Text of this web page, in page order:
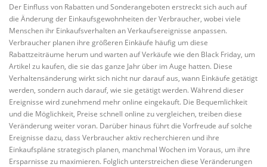
Der Einfluss von Rabatten und Sonderangeboten erstreckt sich auch auf
die Änderung der Einkaufsgewohnheiten der Verbraucher, wobei viele
Menschen ihr Einkaufsverhalten an Verkaufsereignisse anpassen.
Verbraucher planen ihre größeren Einkäufe häufig um diese
Rabattzeiträume herum und warten auf Verkäufe wie den Black Friday, um
Artikel zu kaufen, die sie das ganze Jahr über im Auge hatten. Diese
Verhaltensänderung wirkt sich nicht nur darauf aus, wann Einkäufe getätigt
werden, sondern auch darauf, wie sie getätigt werden. Während dieser
Ereignisse wird zunehmend mehr online eingekauft. Die Bequemlichkeit
und die Möglichkeit, Preise schnell online zu vergleichen, treiben diese
Veränderung weiter voran. Darüber hinaus führt die Vorfreude auf solche
Ereignisse dazu, dass Verbraucher aktiv recherchieren und ihre
Einkaufspläne strategisch planen, manchmal Wochen im Voraus, um ihre
Ersparnisse zu maximieren. Folglich unterstreichen diese Veränderungen